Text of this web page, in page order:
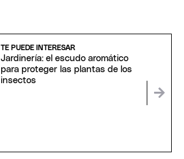
TE PUEDE INTERESAR
Jardinería: el escudo aromático
para proteger las plantas de los
insectos